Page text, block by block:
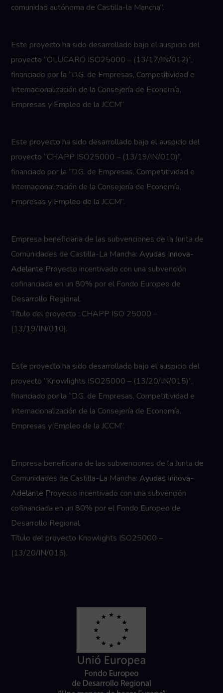
comunidad autónoma de Castilla-la Mancha”.
Este proyecto ha sido desarrollado bajo el auspicio del
proyecto “OLUCARO ISO25000 – (13/17/IN/012)”,
financiado por la “D.G. de Empresas, Competitividad e
Internacionalización de la Consejería de Economía,
Empresas y Empleo de la JCCM”
Este proyecto ha sido desarrollado bajo el auspicio del
proyecto “CHAPP ISO25000 – (13/19/IN/010)”,
financiado por la “D.G. de Empresas, Competitividad e
Internacionalización de la Consejería de Economía,
Empresas y Empleo de la JCCM”.
Empresa beneficiaria de las subvenciones de la Junta de
Comunidades de Castilla-La Mancha:Ayudas Innova-
Adelante Proyecto incentivado con una subvención
cofinanciada en un 80% por el Fondo Europeo de
Desarrollo Regional.
Título del proyecto : CHAPP ISO 25000 –
(13/19/IN/010).
Este proyecto ha sido desarrollado bajo el auspicio del
proyecto “Knowlights ISO25000 – (13/20/IN/015)”,
financiado por la “D.G. de Empresas, Competitividad e
Internacionalización de la Consejería de Economía,
Empresas y Empleo de la JCCM”.
Empresa beneficiaria de las subvenciones de la Junta de
Comunidades de Castilla-La Mancha:Ayudas Innova-
Adelante Proyecto incentivado con una subvención
cofinanciada en un 80% por el Fondo Europeo de
Desarrollo Regional.
Título del proyecto Knowlights ISO25000 –
(13/20/IN/015).